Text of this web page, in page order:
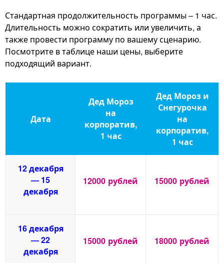
Стандартная продолжительность программы – 1 час.
Длительность можно сократить или увеличить, а
также провести программу по вашему сценарию.
Посмотрите в таблице наши цены, выберите
подходящий вариант.
Дата
Дед Мороз
на
корпоратив,
1 час
Дед Мороз и
Снегурочка
на
корпоратив,
1 час
12 декабря
— 15
декабря
12000 рублей 15000 рублей
16 декабря
— 22
декабря
15000 рублей 18000 рублей